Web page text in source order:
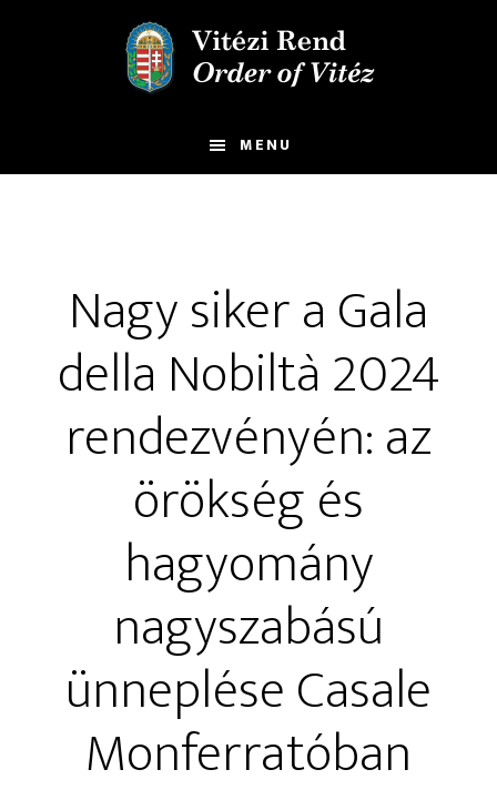
MENU
Nagy siker a Gala
della Nobiltà 2024
rendezvényén: az
örökség és
hagyomány
nagyszabású
ünneplése Casale
Monferratóban